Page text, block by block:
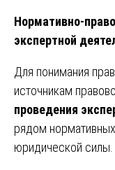
Нормативно-
экспертной
Для понимания
источникам
проведения
рядом
юридической силы.